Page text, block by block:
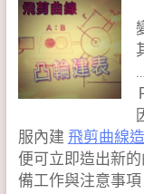
服內建 飛剪曲線
便可立即造出新
備工作與注意事